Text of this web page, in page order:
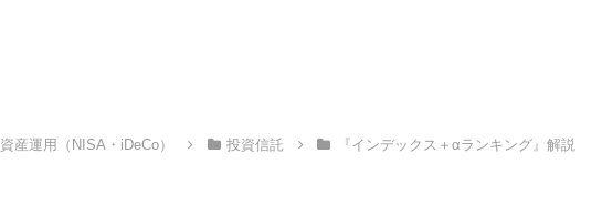
資産運用（NISA・iDeCo） 投資信託 『インデックス＋αランキング』解説